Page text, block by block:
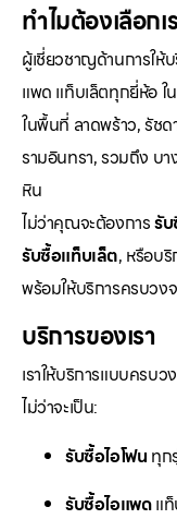
ทำไมต้องเลือกเ
ผู้เชี่ยวชาญด้านการให้
แพด แท็บเล็ตทุกยี่ห้อ ใ
ในพื้นที่ ลาดพร้าว, รัช
รามอินทรา, รวมถึง บ
หิน
ไม่ว่าคุณจะต้องการรั
รับซื้อแท็บเล็ต, หรือบ
พร้อมให้บริการครบวง
บริการของเรา
เราให้บริการแบบครบ
ไม่ว่าจะเป็น:
รับซื้อไอโฟน ทุก
รับซื้อไอแพดแท็